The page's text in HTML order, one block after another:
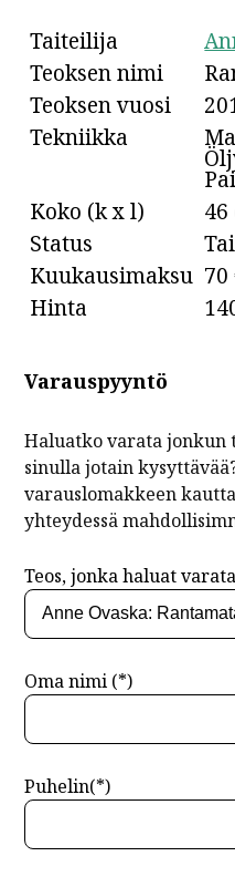
Taiteilija
Teoksen nimi
Teoksen vuosi
Tekniikka
Koko (k x l)
46
Status
Kuukausimaksu 70
Hinta
Varauspyyntö
Haluatko varata jonkun
sinulla jotain
varauslomakkeen
yhteydessä
Teos, jonka haluat
Oma nimi (*)
Puhelin(*)